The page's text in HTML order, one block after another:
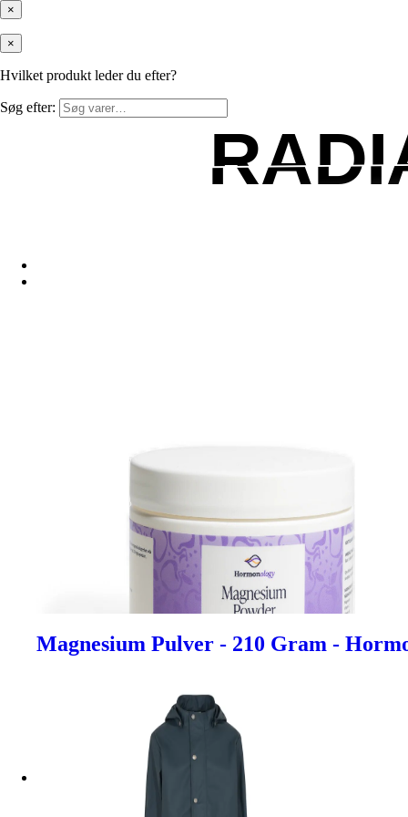
×
×
Hvilket produkt leder du efter?
Søg efter:
Magnesium Pulver - 210 Gram -